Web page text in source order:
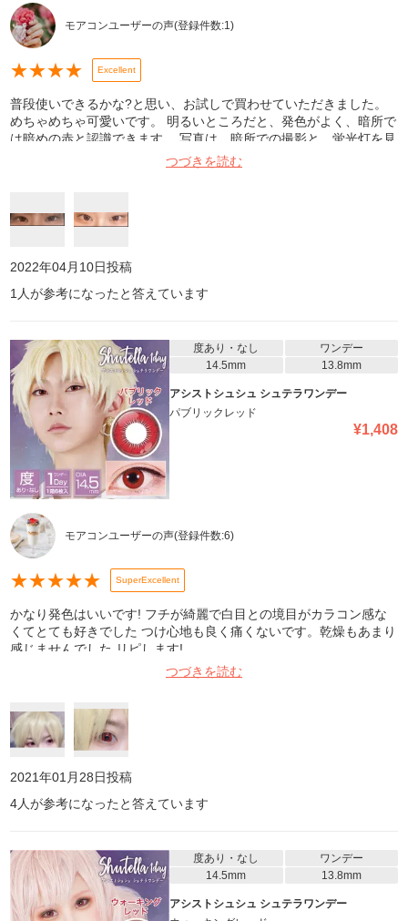
モアコンユーザーの声(登録件数:1)
★★★★ Excellent
普段使いできるかな?と思い、お試しで買わせていただきました。
めちゃめちゃ可愛いです。 明るいところだと、発色がよく、暗所で
は暗めの赤と認識できます。 写真は、暗所での撮影と、蛍光灯を見
上げてのお写真になります。是非参考にしてみてください。
つづきを読む
2022年04月10日投稿
1 人が参考になったと答えています
度あり・なし
ワンデー
14.5mm
13.8mm
アシストシュシュ シュテラワンデー
パブリックレッド
¥1,408
モアコンユーザーの声(登録件数:6)
★★★★★ SuperExcellent
かなり発色はいいです! フチが綺麗で白目との境目がカラコン感な
くてとても好きでした つけ心地も良く痛くないです。乾燥もあまり
感じませんでした リピします!
つづきを読む
2021年01月28日投稿
4人が参考になったと答えています
度あり・なし
ワンデー
14.5mm
13.8mm
アシストシュシュ シュテラワンデー